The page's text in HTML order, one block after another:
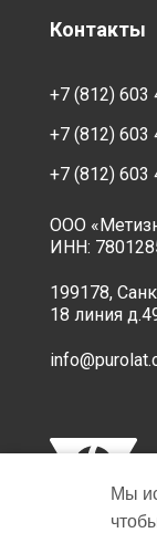
Контакты
+7 (812) 603
+7 (812) 603
+7 (812) 603
ООО
ИНН:
199178,
18 линия
Мы